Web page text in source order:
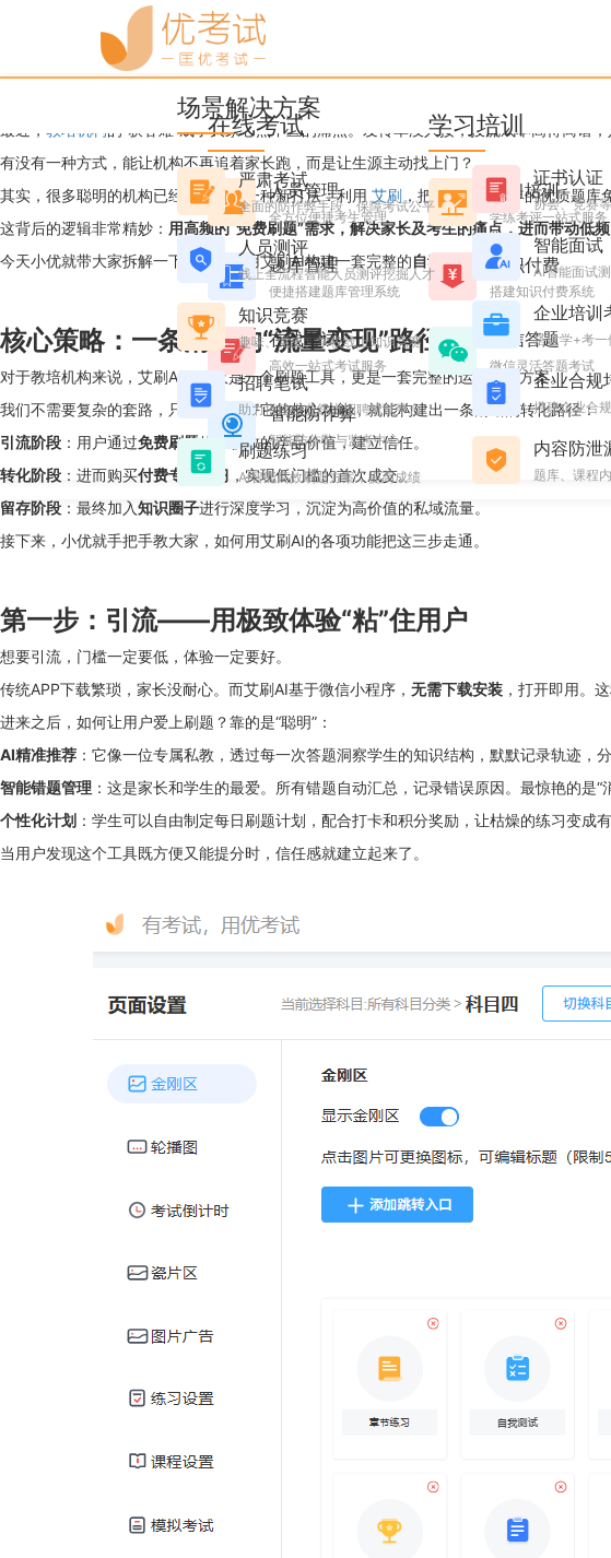
在线考试
人员管理
全方位便捷考生管理
题库管理
便捷搭建题库管理系统
在线考试
高效一站式考试服务
智能防作弊
智能防作弊与监考中心
学习培训
学习培训
学练考评一站式服务
知识付费
搭建知识付费系统
微信答题
微信灵活答题考试
场景解决方案
严肃考试
全面的防作弊手段，保障考试公平
人员测评
线上全流程智能人员测评挖掘人才
知识竞赛
趣味、党史、学校线上知识竞赛
招聘笔试
助力搭建企业线上招聘笔试平台
刷题练习
AI智能高效刷题方案，提高成绩
证书认证
协会、竞赛
智能面试
AI智能面试
企业培训
搭建学+考
企业合规
搭建企业合
内容防泄
题库、课程
把题库变成印钞机：用艾刷小程序
2025年12月25日 星期四 11:03 阅读 1986
最近， 教培机构的“获客难”成了大家心照不宣的痛点。发传单没人接，投流成本高得离谱
有没有一种方式，能让机构不再追着家长跑，而是让生源主动找上门？
其实，很多聪明的机构已经开始尝试一种新打法：利用 艾刷 ，把机构积攒多年的优质题库
这背后的逻辑非常精妙： 用高频的“免费刷题”需求，解决家长及考生的痛点，进而带动低
今天小优就带大家拆解一下，如何利用艾刷AI构建一套完整的自动化获客闭环 。
核心策略：一条清晰的“流量变现”路径
对于教培机构来说，艾刷AI不仅仅是一个刷题工具，更是一套完整的运营解决方案。
我们不需要复杂的套路，只需要利用好它的核心功能，就能构建出一条清晰的转化路径：
引流阶段 ：用户通过免费刷题体验极致的产品价值，建立信任。
转化阶段 ：进而购买付费专项练习 ，实现低门槛的首次成交。
留存阶段 ：最终加入知识圈子进行深度学习，沉淀为高价值的私域流量。
接下来，小优就手把手教大家，如何用艾刷AI的各项功能把这三步走通。
第一步：引流——用极致体验“粘”住用户
想要引流，门槛一定要低，体验一定要好。
传统APP下载繁琐，家长没耐心。而艾刷AI基于微信小程序， 无需下载安装 ，打开即用。
进来之后，如何让用户爱上刷题？靠的是“聪明”：
AI精准推荐 ：它像一位专属私教，透过每一次答题洞察学生的知识结构，默默记录轨迹
智能错题管理 ：这是家长和学生的最爱。所有错题自动汇总，记录错误原因。最惊艳的
个性化计划 ：学生可以自由制定每日刷题计划，配合打卡和积分奖励，让枯燥的练习变成有
当用户发现这个工具既方便又能提分时，信任感就建立起来了。